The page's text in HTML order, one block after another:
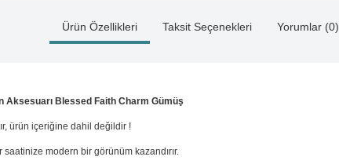
Ürün Özellikleri Taksit Seçenekleri Yorumlar (0)
Aksesuarı Blessed Faith Charm Gümüş
ürün içeriğine dahil değildir !
modern bir görünüm kazandırır.